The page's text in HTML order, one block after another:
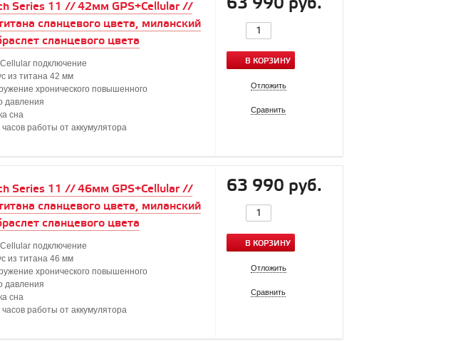
Series 11 // 42мм GPS+Cellular //
сланцевого цвета, миланский
сланцевого цвета
подключение
из титана 42 мм
хронического повышенного
давления
сна
работы от аккумулятора
В КОРЗИНУ
Отложить
Сравнить
Series 11 // 46мм GPS+Cellular //
сланцевого цвета, миланский
сланцевого цвета
подключение
из титана 46 мм
хронического повышенного
давления
сна
работы от аккумулятора
63 990 руб.
В КОРЗИНУ
Отложить
Сравнить